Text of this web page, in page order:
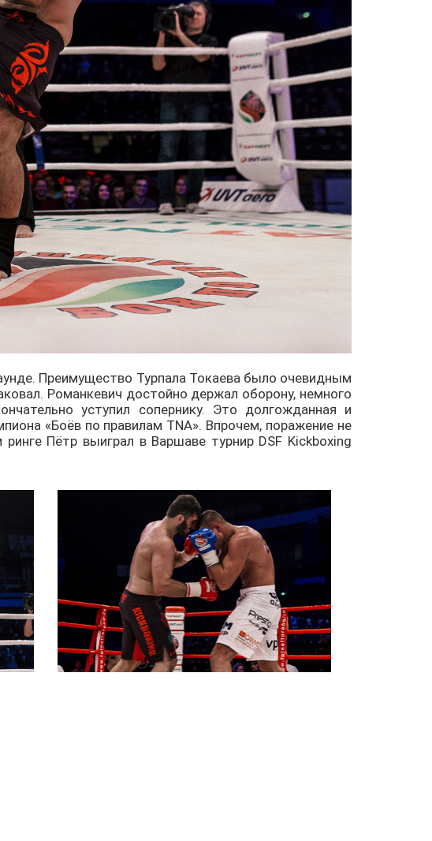
Преимущество Турпала Токаева было очевидным
Романкевич достойно держал оборону, немного
уступил сопернику. Это долгожданная и
«Боёв по правилам TNA». Впрочем, поражение не
Пётр выиграл в Варшаве турнир DSF Kickboxing